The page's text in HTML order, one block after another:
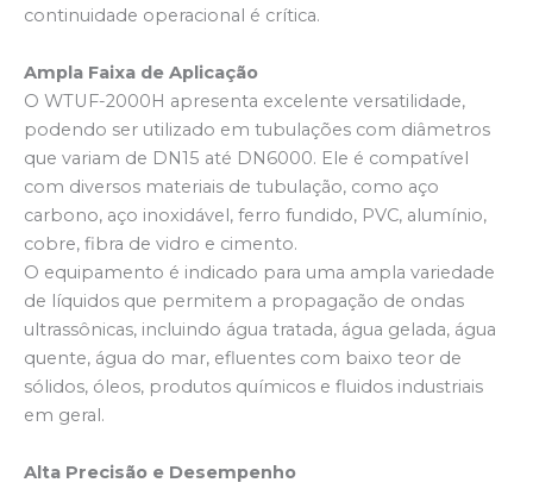
continuidade operacional é crítica.
Ampla Faixa de Aplicação
O WTUF-2000H apresenta excelente versatilidade,
podendo ser utilizado em tubulações com diâmetros
que variam de DN15 até DN6000. Ele é compatível
com diversos materiais de tubulação, como aço
carbono, aço inoxidável, ferro fundido, PVC, alumínio,
cobre, fibra de vidro e cimento.
O equipamento é indicado para uma ampla variedade
de líquidos que permitem a propagação de ondas
ultrassônicas, incluindo água tratada, água gelada, água
quente, água do mar, efluentes com baixo teor de
sólidos, óleos, produtos químicos e fluidos industriais
em geral.
Alta Precisão e Desempenho